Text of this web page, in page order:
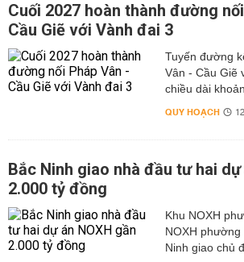
Cuối 2027 hoàn thành đường
Cầu Giẽ với Vành đai 3
Tuyến đường
Vân - Cầu Giẽ
chiều dài
QUY HOẠCH
Bắc Ninh giao nhà đầu tư hai dự
2.000 tỷ đồng
Khu NOXH
NOXH
Ninh giao chủ